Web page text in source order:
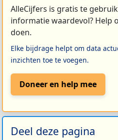
AlleCijfers is gratis te
informatie waardevol? Help
doen.
Elke bijdrage helpt om data
inzichten toe te voegen.
Doneer en help mee
Deel deze pagina